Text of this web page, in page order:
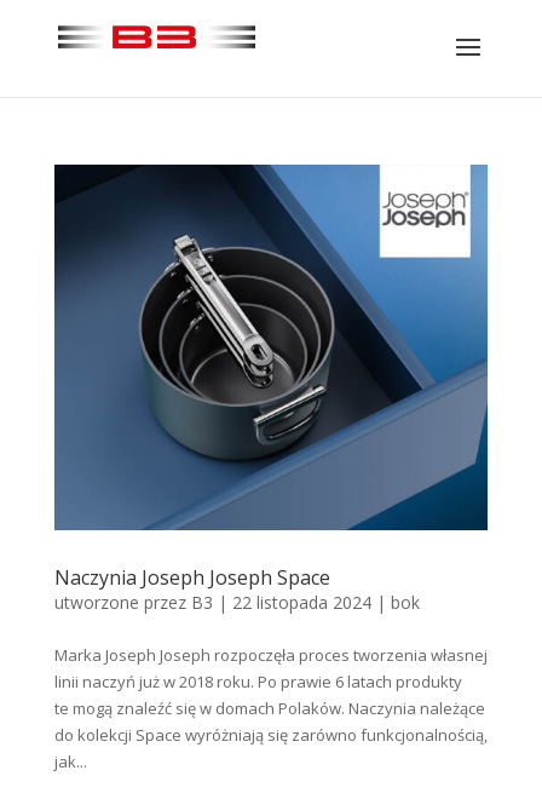
Naczynia Joseph Joseph Space
utworzone przez B3 | 22 listopada 2024| bok
Marka Joseph Joseph rozpoczęła proces tworzenia własnej
linii naczyń już w 2018 roku. Po prawie 6 latach produkty
te mogą znaleźć się w domach Polaków. Naczynia należące
do kolekcji Space wyróżniają się zarówno funkcjonalnością,
jak...